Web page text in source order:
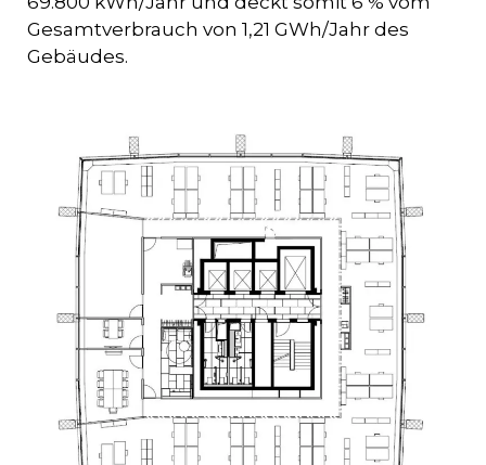
Gesamtverbrauch von 1,21 GWh/Jahr des
Gebäudes.